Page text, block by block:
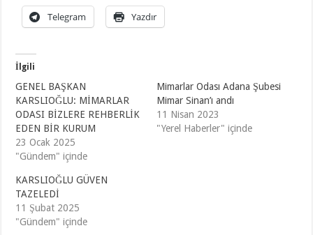
Telegram Yazdır
İlgili
GENEL BAŞKAN
KARSLIOĞLU: MİMARLAR
ODASI BİZLERE REHBERLİK
EDEN BİR KURUM
23 Ocak 2025
"Gündem" içinde
Mimarlar Odası Adana Şubesi
Mimar Sinan’ı andı
11 Nisan 2023
"Yerel Haberler" içinde
KARSLIOĞLU GÜVEN
TAZELEDİ
11 Şubat 2025
"Gündem" içinde